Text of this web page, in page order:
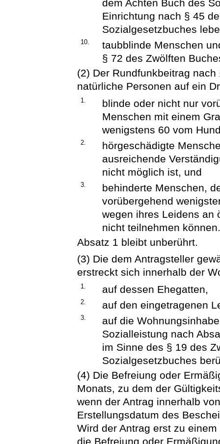
dem Achten Buch des
Einrichtung nach § 45
Sozialgesetzbuches
10.
taubblinde Menschen
§ 72 des Zwölften
(2) Der Rundfunkbeitrag
natürliche Personen auf ein
1.
blinde oder nicht nur
Menschen mit einem
wenigstens 60 vom
2.
hörgeschädigte
ausreichende
nicht möglich ist, und
3.
behinderte Menschen,
vorübergehend
wegen ihres Leidens an
nicht teilnehmen
Absatz 1 bleibt unberührt.
(3) Die dem Antragsteller
erstreckt sich innerhalb der
1. auf dessen Ehegatten,
2. auf den eingetragenen
3.
auf die
Sozialleistung nach
im Sinne des § 19 des
Sozialgesetzbuches
(4) Die Befreiung oder
Monats, zu dem der
wenn der Antrag innerhalb
Erstellungsdatum des
Wird der Antrag erst zu
die Befreiung oder